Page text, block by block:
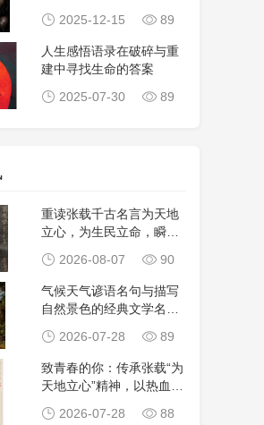
2025-12-15
89
人生感悟语录在破碎与重
建中寻找生命的答案
2025-07-30
89
重读张载千古名言为天地
立心，为生民立命，瞬间
2026-08-07 90
气候天气谚语名句与描写
自然景色的经典文学名
2026-07-28 89
致青春的你：传承张载“为
天地立心”精神，以热血担
2026-07-28 88